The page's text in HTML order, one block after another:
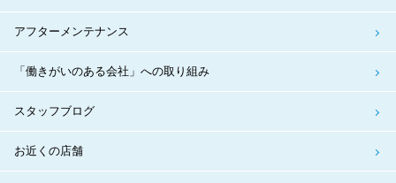
アフターメンテナンス
「働きがいのある会社」への取り組み
スタッフブログ
お近くの店舗